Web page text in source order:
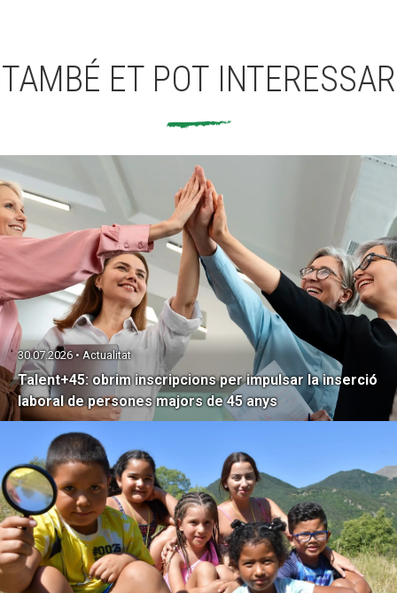
TAMBÉ ET POT INTERESSAR
Talent+45: obrim inscripcions per impulsar la inserció
laboral de persones majors de 45 anys
30.07.2026 • Actualitat